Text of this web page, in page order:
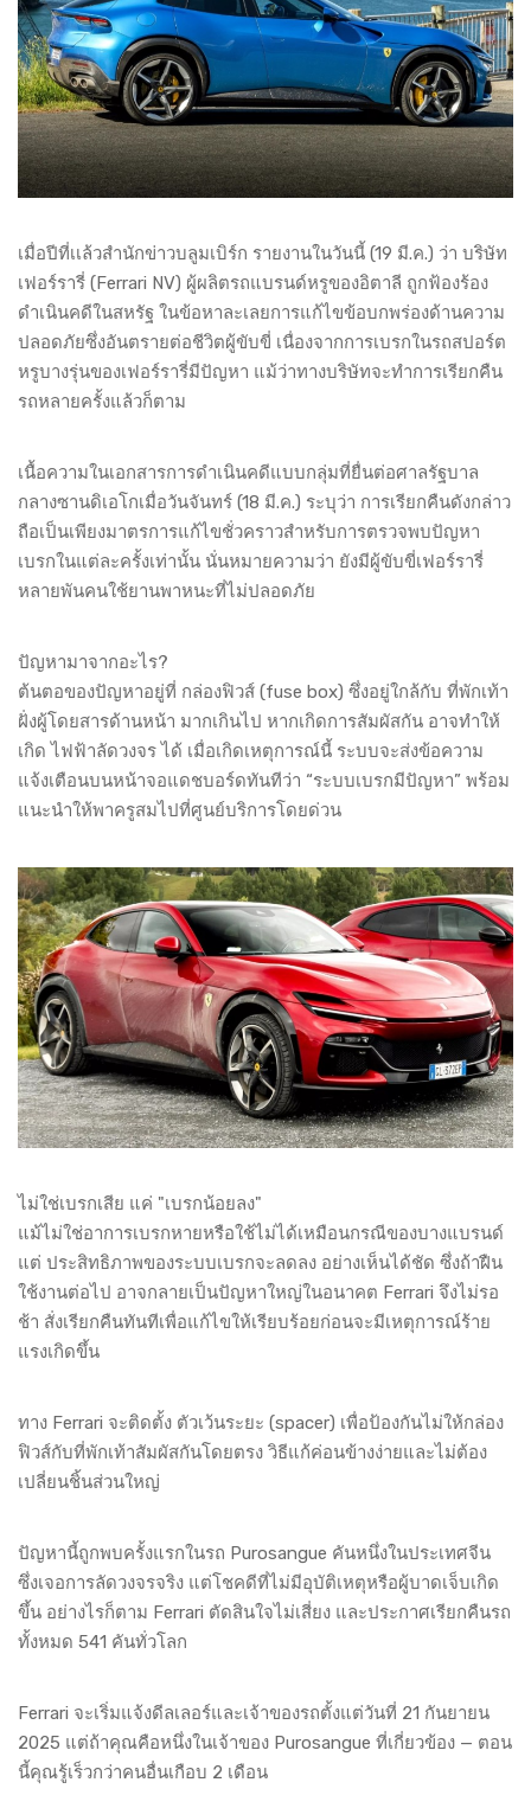
เมื่อปีที่เเล้วสำนักข่าวบลูมเบิร์ก รายงานในวันนี้ (19 มี.ค.) ว่า บริษัท
เฟอร์รารี่ (Ferrari NV) ผู้ผลิตรถแบรนด์หรูของอิตาลี ถูกฟ้องร้อง
ดำเนินคดีในสหรัฐ ในข้อหาละเลยการแก้ไขข้อบกพร่องด้านความ
ปลอดภัยซึ่งอันตรายต่อชีวิตผู้ขับขี่ เนื่องจากการเบรกในรถสปอร์ต
หรูบางรุ่นของเฟอร์รารี่มีปัญหา แม้ว่าทางบริษัทจะทำการเรียกคืน
รถหลายครั้งแล้วก็ตาม
เนื้อความในเอกสารการดำเนินคดีแบบกลุ่มที่ยื่นต่อศาลรัฐบาล
กลางซานดิเอโกเมื่อวันจันทร์ (18 มี.ค.) ระบุว่า การเรียกคืนดังกล่าว
ถือเป็นเพียงมาตรการแก้ไขชั่วคราวสำหรับการตรวจพบปัญหา
เบรกในแต่ละครั้งเท่านั้น นั่นหมายความว่า ยังมีผู้ขับขี่เฟอร์รารี่
หลายพันคนใช้ยานพาหนะที่ไม่ปลอดภัย
ปัญหามาจากอะไร?
ต้นตอของปัญหาอยู่ที่ กล่องฟิวส์ (fuse box) ซึ่งอยู่ใกล้กับ ที่พักเท้า
ฝั่งผู้โดยสารด้านหน้า มากเกินไป หากเกิดการสัมผัสกัน อาจทำให้
เกิด ไฟฟ้าลัดวงจร ได้ เมื่อเกิดเหตุการณ์นี้ ระบบจะส่งข้อความ
แจ้งเตือนบนหน้าจอแดชบอร์ดทันทีว่า “ระบบเบรกมีปัญหา” พร้อม
แนะนำให้พาครูสมไปที่ศูนย์บริการโดยด่วน
ไม่ใช่เบรกเสีย แค่ "เบรกน้อยลง"
แม้ไม่ใช่อาการเบรกหายหรือใช้ไม่ได้เหมือนกรณีของบางแบรนด์
แต่ ประสิทธิภาพของระบบเบรกจะลดลง อย่างเห็นได้ชัด ซึ่งถ้าฝืน
ใช้งานต่อไป อาจกลายเป็นปัญหาใหญ่ในอนาคต Ferrari จึงไม่รอ
ช้า สั่งเรียกคืนทันทีเพื่อแก้ไขให้เรียบร้อยก่อนจะมีเหตุการณ์ร้าย
แรงเกิดขึ้น
ทาง Ferrari จะติดตั้ง ตัวเว้นระยะ (spacer) เพื่อป้องกันไม่ให้กล่อง
ฟิวส์กับที่พักเท้าสัมผัสกันโดยตรง วิธีแก้ค่อนข้างง่ายและไม่ต้อง
เปลี่ยนชิ้นส่วนใหญ่
ปัญหานี้ถูกพบครั้งแรกในรถ Purosangue คันหนึ่งในประเทศจีน
ซึ่งเจอการลัดวงจรจริง แต่โชคดีที่ไม่มีอุบัติเหตุหรือผู้บาดเจ็บเกิด
ขึ้น อย่างไรก็ตาม Ferrari ตัดสินใจไม่เสี่ยง และประกาศเรียกคืนรถ
ทั้งหมด 541 คันทั่วโลก
Ferrari จะเริ่มแจ้งดีลเลอร์และเจ้าของรถตั้งแต่วันที่ 21 กันยายน
2025 แต่ถ้าคุณคือหนึ่งในเจ้าของ Purosangue ที่เกี่ยวข้อง — ตอน
นี้คุณรู้เร็วกว่าคนอื่นเกือบ 2 เดือน